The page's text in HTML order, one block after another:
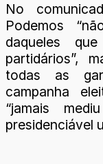
No
Podemos
daqueles
partidários”,
todas as
campanha
“jamais
presidenciável